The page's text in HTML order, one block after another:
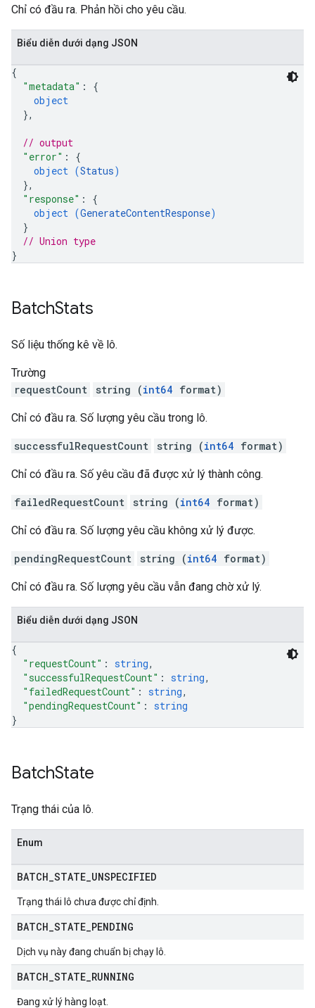
Chỉ có đầu ra. Phản hồi cho yêu cầu.
Biểu diễn dưới dạng JSON
{
"metadata" : {
object
},
// output
"error" : {
object (Status)
},
"response" : {
object (GenerateContentResponse)
}
// Union type
}
BatchStats
Số liệu thống kê về lô.
Trường
requestCount
string (int64 format)
Chỉ có đầu ra. Số lượng yêu cầu trong lô.
successfulRequestCount string (int64 format)
Chỉ có đầu ra. Số yêu cầu đã được xử lý thành công.
failedRequestCount string (int64 format)
Chỉ có đầu ra. Số lượng yêu cầu không xử lý được.
pendingRequestCount string (int64 format)
Chỉ có đầu ra. Số lượng yêu cầu vẫn đang chờ xử lý.
Biểu diễn dưới dạng JSON
{
"requestCount" : string,
"successfulRequestCount" : string,
"failedRequestCount" : string,
"pendingRequestCount" : string
}
BatchState
Trạng thái của lô.
Enum
BATCH STATE UNSPECIFIED
Trạng thái lô chưa được chỉ định.
BATCH STATE PENDING
Dịch vụ này đang chuẩn bị chạy lô.
BATCH STATE RUNNING
Đang xử lý hàng loạt.